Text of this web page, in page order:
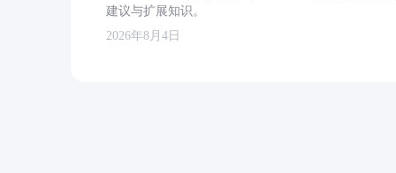
建议与扩展知识。
2026年8月4日